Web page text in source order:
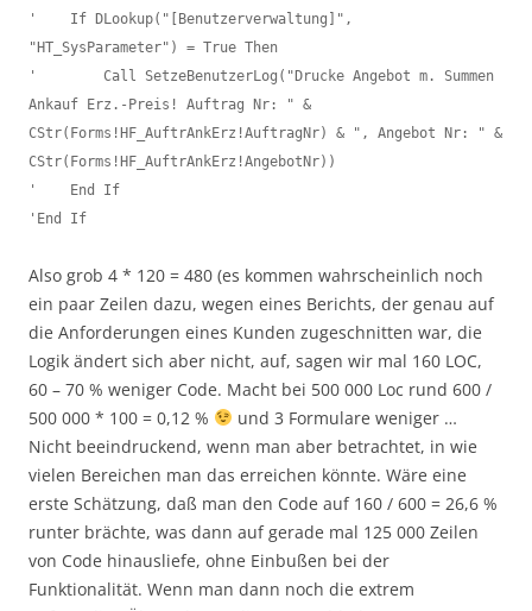
'    If DLookup("[Benutzerverwaltung]",
"HT_SysParameter") = True Then
'        Call SetzeBenutzerLog("Drucke Angebot m. Summen
Ankauf Erz.-Preis! Auftrag Nr: " &
CStr(Forms!HF_AuftrAnkErz!AuftragNr) & ", Angebot Nr: " &
CStr(Forms!HF_AuftrAnkErz!AngebotNr))
'    End If
'End If
Also grob 4 * 120 = 480 (es kommen wahrscheinlich noch
ein paar Zeilen dazu, wegen eines Berichts, der genau auf
die Anforderungen eines Kunden zugeschnitten war, die
Logik ändert sich aber nicht, auf, sagen wir mal 160 LOC,
60 – 70 % weniger Code. Macht bei 500 000 Loc rund 600 /
500 000 * 100 = 0,12 %
und 3 Formulare weniger …
Nicht beeindruckend, wenn man aber betrachtet, in wie
vielen Bereichen man das erreichen könnte. Wäre eine
erste Schätzung, daß man den Code auf 160 / 600 = 26,6 %
runter brächte, was dann auf gerade mal 125 000 Zeilen
von Code hinausliefe, ohne Einbußen bei der
Funktionalität. Wenn man dann noch die extrem